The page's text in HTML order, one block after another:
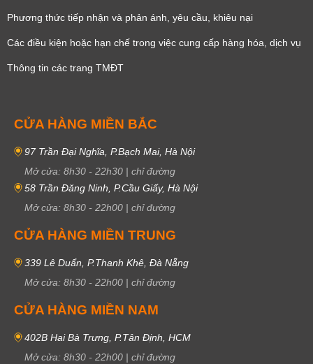
Phương thức tiếp nhận và phản ánh, yêu cầu, khiêu nại
Các điều kiện hoặc hạn chế trong việc cung cấp hàng hóa, dịch vụ
Thông tin các trang TMĐT
CỬA HÀNG MIỀN BẮC
97 Trần Đại Nghĩa, P.Bạch Mai, Hà Nội
Mở cửa: 8h30 - 22h30 | chỉ đường
58 Trần Đăng Ninh, P.Cầu Giấy, Hà Nội
Mở cửa: 8h30 - 22h00 | chỉ đường
CỬA HÀNG MIỀN TRUNG
339 Lê Duẩn, P.Thanh Khê, Đà Nẵng
Mở cửa: 8h30 - 22h00 | chỉ đường
CỬA HÀNG MIỀN NAM
402B Hai Bà Trưng, P.Tân Định, HCM
Mở cửa: 8h30 - 22h00 | chỉ đường